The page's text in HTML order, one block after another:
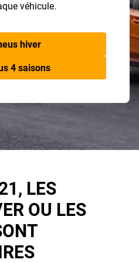
véhicule.
hiver
4 saisons
LES
OU LES